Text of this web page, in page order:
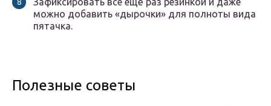
можно добавить «дырочки» для полноты вида
пятачка.
Полезные советы